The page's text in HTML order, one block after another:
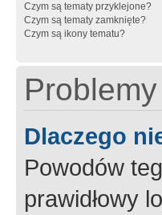
Czym są tematy przyklejone?
Czym są tematy zamknięte?
Czym są ikony tematu?
Dlaczego
Powodów
prawidłowy